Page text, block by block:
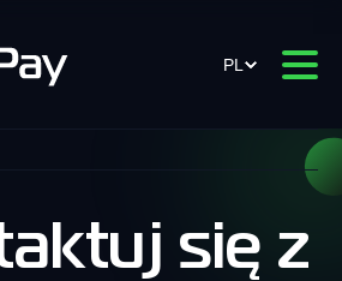
PL
się z